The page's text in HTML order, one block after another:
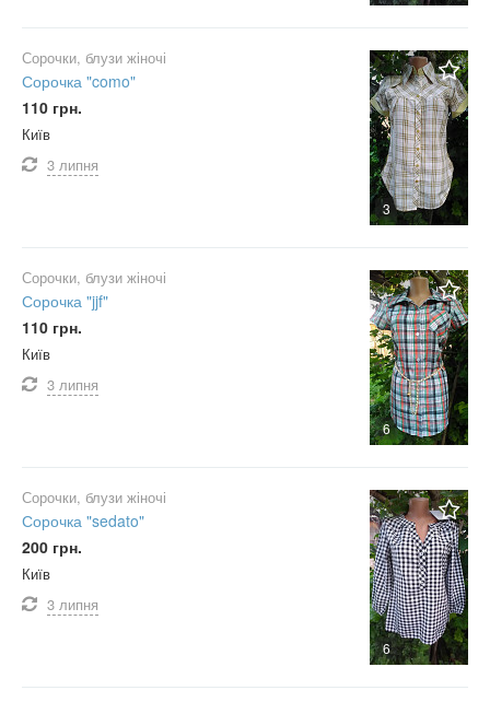
3
Сорочки, блузи жіночі
Сорочка "como"
110 грн.
Київ
3 липня
6
Сорочки, блузи жіночі
Сорочка "jjf"
110 грн.
Київ
3 липня
6
Сорочки, блузи жіночі
Сорочка "sedato"
200 грн.
Київ
3 липня